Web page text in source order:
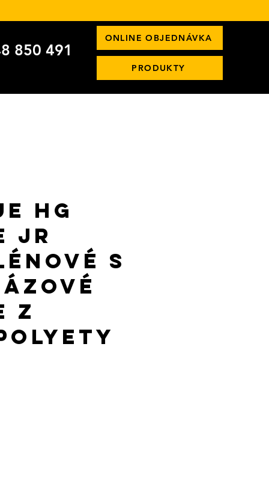
850 491
ONLINE OBJEDNÁVKA
PRODUKTY
HG
JR
s
z